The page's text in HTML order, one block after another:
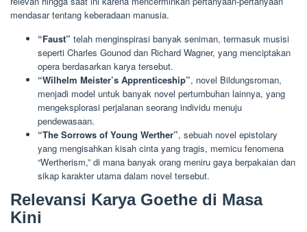
mendasar tentang keberadaan manusia.
“Faust” telah menginspirasi banyak seniman, termasuk musisi
seperti Charles Gounod dan Richard Wagner, yang menciptakan
opera berdasarkan karya tersebut.
“Wilhelm Meister’s Apprenticeship”, novel Bildungsroman,
menjadi model untuk banyak novel pertumbuhan lainnya, yang
mengeksplorasi perjalanan seorang individu menuju
pendewasaan.
“The Sorrows of Young Werther”, sebuah novel epistolary
yang mengisahkan kisah cinta yang tragis, memicu fenomena
“Wertherism,” di mana banyak orang meniru gaya berpakaian dan
sikap karakter utama dalam novel tersebut.
Relevansi Karya Goethe di Masa
Kini